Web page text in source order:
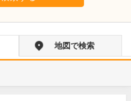
地図で検索